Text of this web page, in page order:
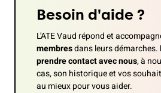
Besoin d'aide ?
L'ATE Vaud répond et
membresdans leurs démarches.
prendre contact avec nous, à
cas, son historique et vos
au mieux pour vous aider.